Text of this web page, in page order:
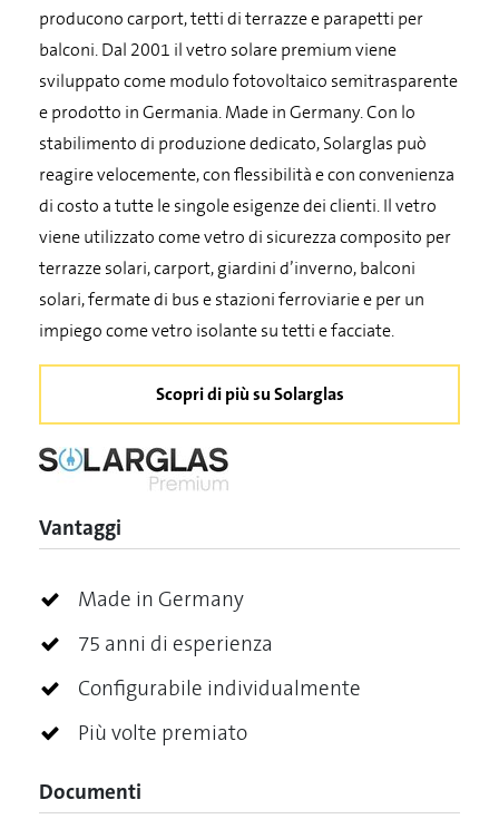
producono carport, tetti di terrazze e parapetti per
balconi. Dal 2001 il vetro solare premium viene
sviluppato come modulo fotovoltaico semitrasparente
e prodotto in Germania. Made in Germany. Con lo
stabilimento di produzione dedicato, Solarglas può
reagire velocemente, con flessibilità e con convenienza
di costo a tutte le singole esigenze dei clienti. Il vetro
viene utilizzato come vetro di sicurezza composito per
terrazze solari, carport, giardini d’inverno, balconi
solari, fermate di bus e stazioni ferroviarie e per un
impiego come vetro isolante su tetti e facciate.
Scopri di più su Solarglas
Vantaggi
Made in Germany
75 anni di esperienza
Configurabile individualmente
Più volte premiato
Documenti